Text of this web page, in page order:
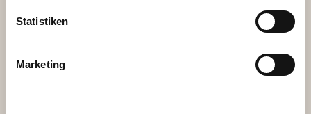
Statistiken
Marketing
zeigt Praktikant Brian die vielen verschiedenen
Farbvarianten. Foto: Theresa Meier